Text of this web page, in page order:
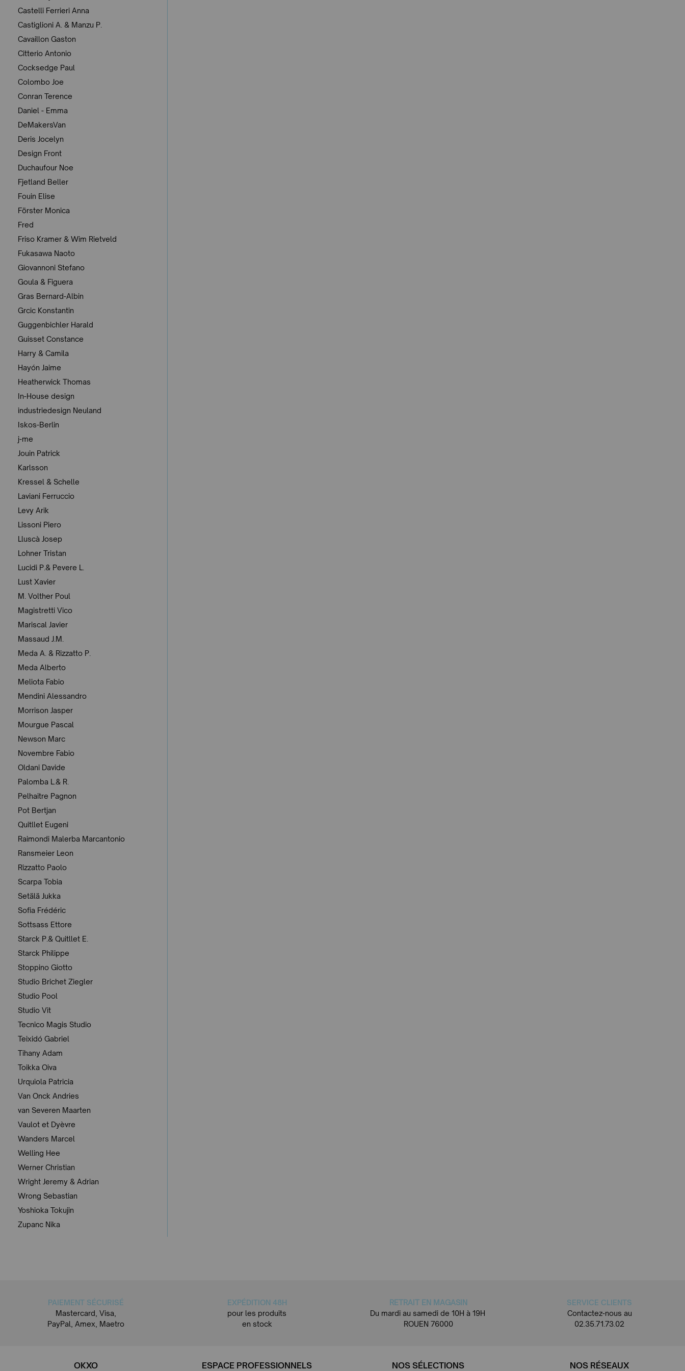
Castelli Ferrieri Anna
Castiglioni A. & Manzu P.
Cavaillon Gaston
Citterio Antonio
Cocksedge Paul
Colombo Joe
Conran Terence
Daniel - Emma
DeMakersVan
Deris Jocelyn
Design Front
Duchaufour Noe
Fjetland Beller
Fouin Elise
Förster Monica
Fred
Friso Kramer & Wim Rietveld
Fukasawa Naoto
Giovannoni Stefano
Goula & Figuera
Gras Bernard-Albin
Grcic Konstantin
Guggenbichler Harald
Guisset Constance
Harry & Camila
Hayón Jaime
Heatherwick Thomas
In-House design
industriedesign Neuland
Iskos-Berlin
j-me
Jouin Patrick
Karlsson
Kressel & Schelle
Laviani Ferruccio
Levy Arik
Lissoni Piero
Lluscà Josep
Lohner Tristan
Lucidi P.& Pevere L.
Lust Xavier
M. Volther Poul
Magistretti Vico
Mariscal Javier
Massaud J.M.
Meda A. & Rizzatto P.
Meda Alberto
Meliota Fabio
Mendini Alessandro
Morrison Jasper
Mourgue Pascal
Newson Marc
Novembre Fabio
Oldani Davide
Palomba L.& R.
Pelhaitre Pagnon
Pot Bertjan
Quitllet Eugeni
Raimondi Malerba Marcantonio
Ransmeier Leon
Rizzatto Paolo
Scarpa Tobia
Setälä Jukka
Sofia Frédéric
Sottsass Ettore
Starck P.& Quitllet E.
Starck Philippe
Stoppino Giotto
Studio Brichet Ziegler
Studio Pool
Studio Vit
Tecnico Magis Studio
Teixidó Gabriel
Tihany Adam
Toikka Oiva
Urquiola Patricia
Van Onck Andries
van Severen Maarten
Vaulot et Dyèvre
Wanders Marcel
Welling Hee
Werner Christian
Wright Jeremy & Adrian
Wrong Sebastian
Yoshioka Tokujin
Zupanc Nika
PAIEMENT SÉCURISÉ
Mastercard, Visa,
PayPal, Amex, Maetro
EXPÉDITION 48H
pour les produits
en stock
RETRAIT EN MAGASIN
Du mardi au samedi de 10H à 19H
ROUEN 76000
SERVICE CLIENTS
Contactez-nous au
02.35.71.73.02
OKXO ESPACE PROFESSIONNELS NOS SÉLECTIONS NOS RÉSEAUX